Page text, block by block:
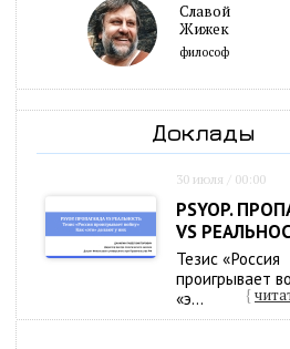
Славой
Жижек
философ
Доклады
30 июля / 00:00
PSYOP.
VS
Тезис «Россия
проигрывает
«э...
{